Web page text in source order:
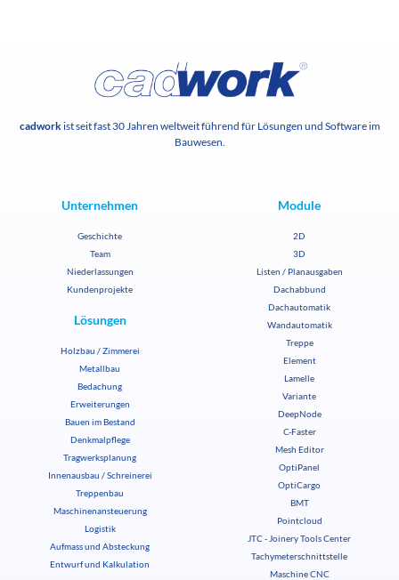
cadworkist seit fast 30 Jahren weltweit führend für Lösungen und Software im
Bauwesen.
Unternehmen
Geschichte
Team
Niederlassungen
Kundenprojekte
Lösungen
Holzbau / Zimmerei
Metallbau
Bedachung
Erweiterungen
Bauen im Bestand
Denkmalpflege
Tragwerksplanung
Innenausbau / Schreinerei
Treppenbau
Maschinenansteuerung
Logistik
Aufmass und Absteckung
Entwurf und Kalkulation
Module
2D
3D
Listen / Planausgaben
Dachabbund
Dachautomatik
Wandautomatik
Treppe
Element
Lamelle
Variante
DeepNode
C-Faster
Mesh Editor
OptiPanel
OptiCargo
BMT
Pointcloud
JTC - Joinery Tools Center
Tachymeterschnittstelle
Maschine CNC